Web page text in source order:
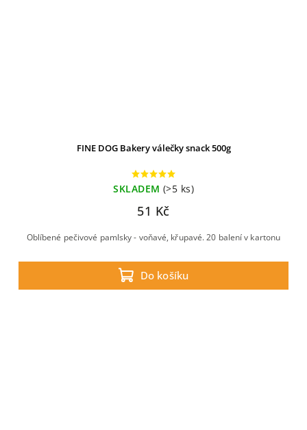
FINE DOG Bakery válečky snack 500g
SKLADEM (>5 ks)
51 Kč
Do košíku
Oblíbené pečivové pamlsky - voňavé, křupavé. 20 balení v kartonu